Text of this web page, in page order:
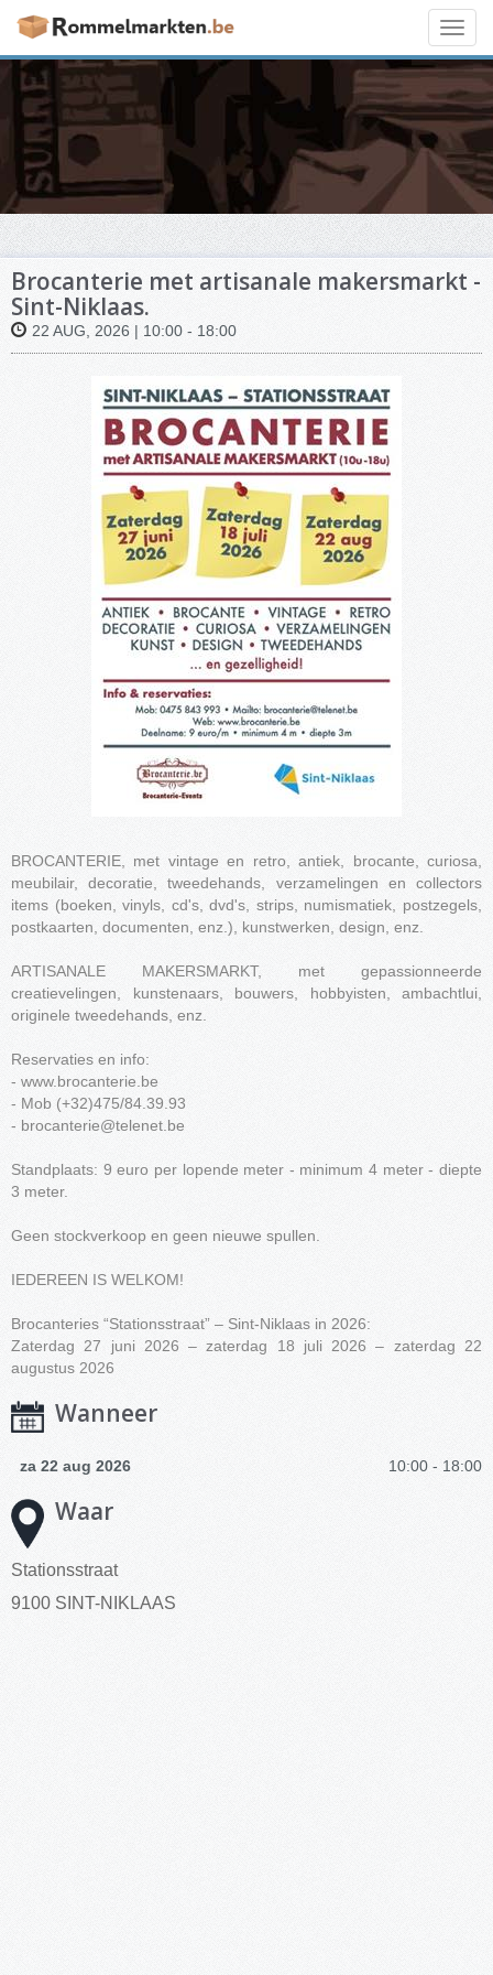
Brocanterie met artisanale makersmarkt -
Sint-Niklaas.
22 AUG, 2026 | 10:00 - 18:00
BROCANTERIE, met vintage en retro, antiek, brocante, curiosa,
meubilair, decoratie, tweedehands, verzamelingen en collectors
items (boeken, vinyls, cd's, dvd's, strips, numismatiek, postzegels,
postkaarten, documenten, enz.), kunstwerken, design, enz.
ARTISANALE MAKERSMARKT, met gepassionneerde
creatievelingen, kunstenaars, bouwers, hobbyisten, ambachtlui,
originele tweedehands, enz.
Reservaties en info:
- www.brocanterie.be
- Mob (+32)475/84.39.93
- brocanterie@telenet.be
Standplaats: 9 euro per lopende meter - minimum 4 meter - diepte
3 meter.
Geen stockverkoop en geen nieuwe spullen.
IEDEREEN IS WELKOM!
Brocanteries “Stationsstraat” – Sint-Niklaas in 2026:
Zaterdag 27 juni 2026 – zaterdag 18 juli 2026 – zaterdag 22
augustus 2026
Wanneer
za 22 aug 2026 10:00 - 18:00
Waar
Stationsstraat
9100 SINT-NIKLAAS